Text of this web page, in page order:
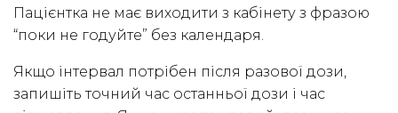
Пацієнтка не має виходити з кабінету з фразою
“поки не годуйте” без календаря.
Якщо інтервал потрібен після разової дози,
запишіть точний час останньої дози і час